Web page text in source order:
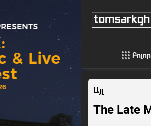
Այլ
The Late